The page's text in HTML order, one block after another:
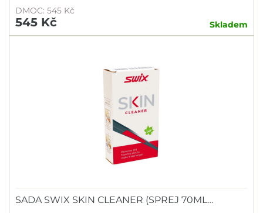
DMOC: 545 Kč
545 Kč Skladem
SADA SWIX SKIN CLEANER (SPREJ 70ML…